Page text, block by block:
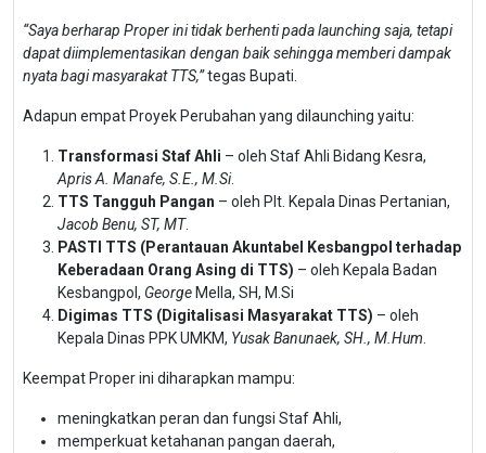
“Saya berharap Proper ini tidak berhenti pada launching saja, tetapi
dapat diimplementasikan dengan baik sehingga memberi dampak
nyata bagi masyarakat TTS,”tegas Bupati.
Adapun empat Proyek Perubahan yang dilaunching yaitu:
Transformasi Staf Ahli – oleh Staf Ahli Bidang Kesra,
Apris A. Manafe, S.E., M.Si.
TTS Tangguh Pangan – oleh Plt. Kepala Dinas Pertanian,
Jacob Benu, ST, MT.
PASTI TTS (Perantauan Akuntabel Kesbangpol terhadap
Keberadaan Orang Asing di TTS) – oleh Kepala Badan
Kesbangpol, GeorgeMella, SH, M.Si
Digimas TTS (Digitalisasi Masyarakat TTS) – oleh
Kepala Dinas PPK UMKM, Yusak Banunaek, SH., M.Hum
Keempat Proper ini diharapkan mampu:
meningkatkan peran dan fungsi Staf Ahli,
memperkuat ketahanan pangan daerah,